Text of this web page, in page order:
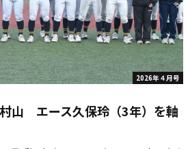
2026年４月号
村山 エース久保玲（3年）を軸